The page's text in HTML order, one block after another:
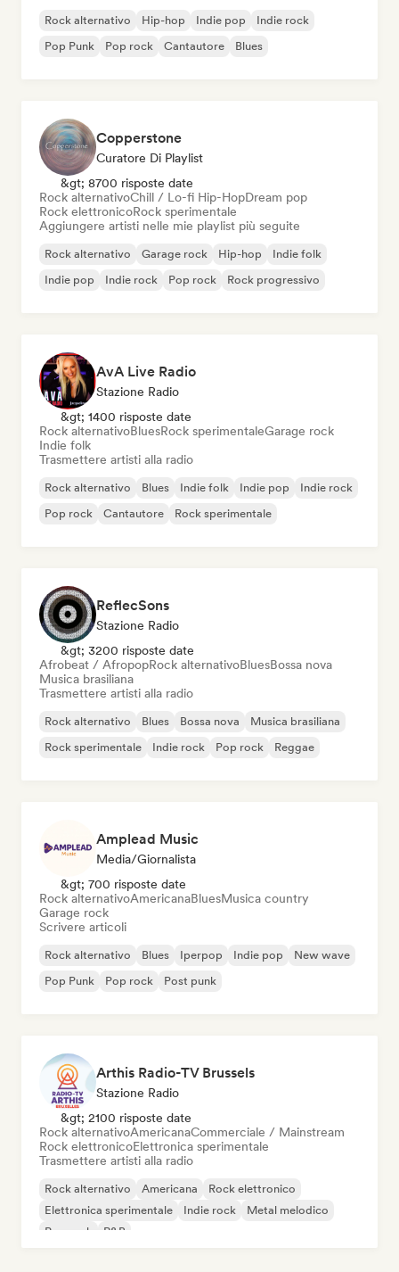
Rock alternativo Hip-hop Indie pop
Indie rock
Pop Punk
Pop rock Cantautore Blues
Copperstone
Curatore Di Playlist
&gt; 8700 risposte date
Rock alternativoChill / Lo-fi Hip-HopDream pop
Rock elettronicoRock sperimentale
Aggiungere artisti nelle mie playlist più seguite
Rock alternativo Garage rock Hip-hop
Indie folk
Indie pop
Indie rock Pop rock Rock progressivo
AvA Live Radio
Stazione Radio
&gt; 1400 risposte date
Rock alternativoBluesRock sperimentaleGarage rock
Indie folk
Trasmettere artisti alla radio
Rock alternativo Blues Indie folk Indie pop
Indie rock
Pop rock
Cantautore Rock sperimentale
ReflecSons
Stazione Radio
&gt; 3200 risposte date
Afrobeat / AfropopRock alternativoBluesBossa nova
Musica brasiliana
Trasmettere artisti alla radio
Rock alternativo Blues Bossa nova
Musica brasiliana
Rock sperimentale
Indie rock Pop rock Reggae
Amplead Music
Media/Giornalista
&gt; 700 risposte date
Rock alternativoAmericanaBluesMusica country
Garage rock
Scrivere articoli
Rock alternativo Blues Iperpop Indie pop
New wave
Pop Punk
Pop rock Post punk
Arthis Radio-TV Brussels
Stazione Radio
&gt; 2100 risposte date
Rock alternativoAmericanaCommerciale / Mainstream
Rock elettronicoElettronica sperimentale
Trasmettere artisti alla radio
Rock alternativo Americana
Rock elettronico
Elettronica sperimentale
Indie rock
Metal melodico
Pop rock
R&B